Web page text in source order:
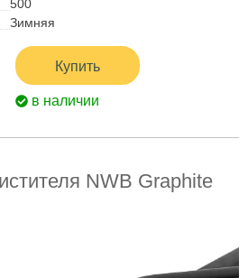
500
Зимняя
Купить
в наличии
NWB Graphite